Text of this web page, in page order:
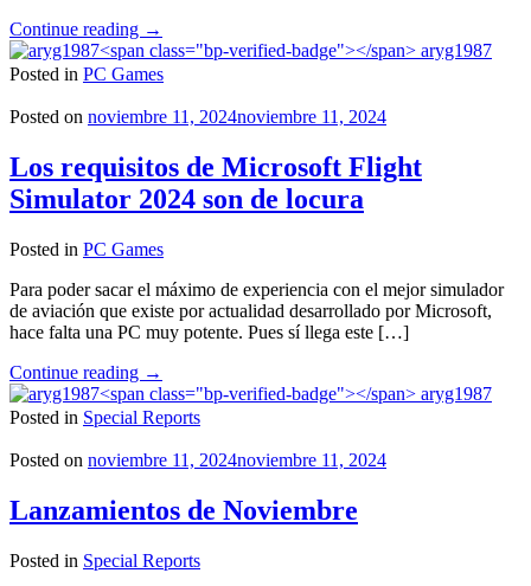
Continue reading "Assassins
Creed
Mirage
crackeado"
→
aryg1987
Posted in PC Games
Posted on noviembre 11, 2024noviembre 11, 2024
Los requisitos de Microsoft Flight
Simulator 2024 son de locura
Posted in PC Games
Para poder sacar el máximo de experiencia con el mejor simulador
de aviación que existe por actualidad desarrollado por Microsoft,
hace falta una PC muy potente. Pues sí llega este […]
Continue reading "Los
requisitos
de
Flight
2024
son
locura"
→
aryg1987
Posted in Special Reports
Posted on noviembre 11, 2024noviembre 11, 2024
Lanzamientos de Noviembre
Posted in Special Reports